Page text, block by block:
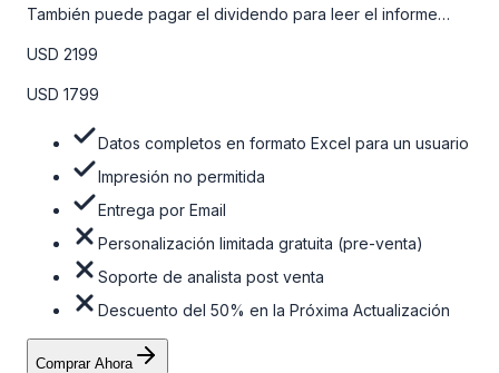
También puede pagar el dividendo para leer el informe
la tabla de precios a continuación.
USD 2199
USD 1799
Datos completos en formato Excel para un usuario
Impresión no permitida
Entrega por Email
Personalización limitada gratuita (pre-venta)
Soporte de analista post venta
Descuento del 50% en la Próxima Actualización
Comprar Ahora